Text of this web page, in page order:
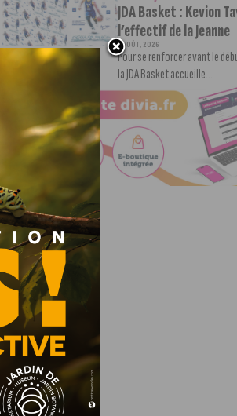
JDA Basket : Kevion
l’effectif de la Jeanne
3 AOÛT, 2026
Pour se renforcer avant le
la JDA Basket accueille...